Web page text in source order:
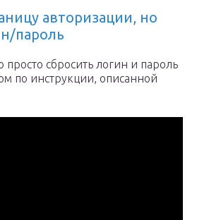
авторизации, но
пароль
просто сбросить логин и пароль
по инструкции, описанной